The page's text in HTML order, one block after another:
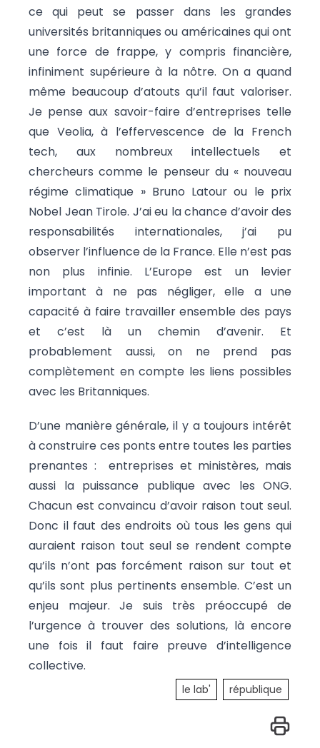
ce qui peut se passer dans les grandes
universités britanniques ou américaines qui ont
une force de frappe, y compris financière,
infiniment supérieure à la nôtre. On a quand
même beaucoup d’atouts qu’il faut valoriser.
Je pense aux savoir-faire d’entreprises telle
que Veolia, à l’effervescence de la French
tech, aux nombreux intellectuels et
chercheurs comme le penseur du « nouveau
régime climatique » Bruno Latour ou le prix
Nobel Jean Tirole. J’ai eu la chance d’avoir des
responsabilités internationales, j’ai pu
observer l’influence de la France. Elle n’est pas
non plus infinie. L’Europe est un levier
important à ne pas négliger, elle a une
capacité à faire travailler ensemble des pays
et c’est là un chemin d’avenir. Et
probablement aussi, on ne prend pas
complètement en compte les liens possibles
avec les Britanniques.
D’une manière générale, il y a toujours intérêt
à construire ces ponts entre toutes les parties
prenantes : entreprises et ministères, mais
aussi la puissance publique avec les ONG.
Chacun est convaincu d’avoir raison tout seul.
Donc il faut des endroits où tous les gens qui
auraient raison tout seul se rendent compte
qu’ils n’ont pas forcément raison sur tout et
qu’ils sont plus pertinents ensemble. C’est un
enjeu majeur. Je suis très préoccupé de
l’urgence à trouver des solutions, là encore
une fois il faut faire preuve d’intelligence
collective.
le lab' république